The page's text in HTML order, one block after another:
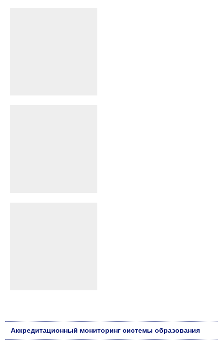
Аккредитационный мониторинг системы образования